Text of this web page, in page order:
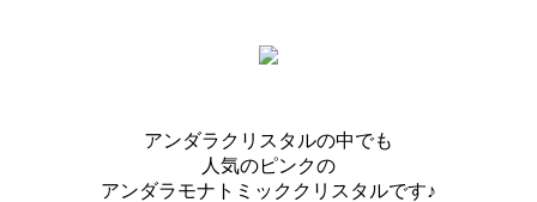
アンダラクリスタルの中でも
人気のピンクの
アンダラモナトミッククリスタルです♪